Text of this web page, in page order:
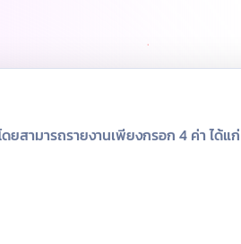
สามารถรายงานเพียงกรอก 4 ค่า ได้แก่